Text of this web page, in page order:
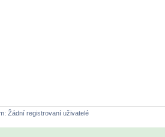
Žádní registrovaní uživatelé